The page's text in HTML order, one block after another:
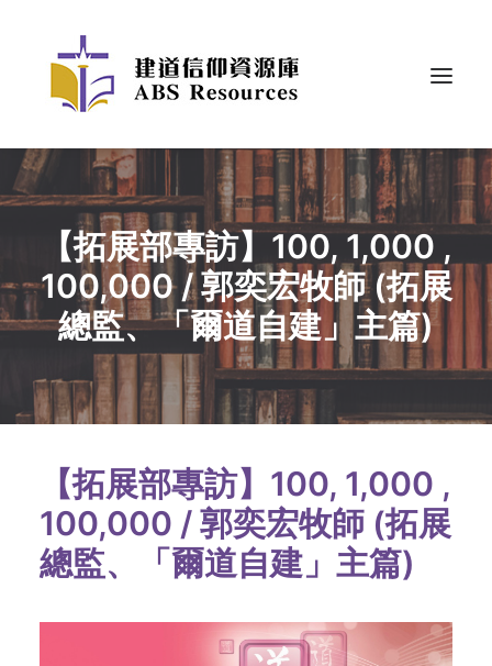
【拓展部專訪】100, 1,000 ,
100,000 / 郭奕宏牧師 (拓展
總監、「爾道自建」主篇)
【拓展部專訪】100, 1,000 ,
100,000 / 郭奕宏牧師 (拓展
總監、「爾道自建」主篇)